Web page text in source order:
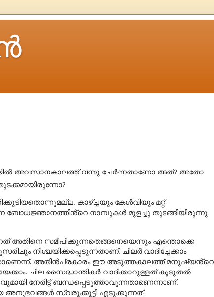
അവസാനകാലത്ത് വന്നു ചേർന്നതാണോ അത്? അതോ
കാഴ്ച്ചയും കേൾവിയും മറ്റ്
ബോധജ്ഞാനത്തിൻ്റെ നാമ്പുകൾ മുളച്ചു തുടങ്ങിയിരുന്നു
അതിനെ സമീപിക്കുന്നതെങ്ങനെയെന്നും എന്തൊക്കെ
നിശ്ചയിക്കപ്പെടുന്നതാണ്. ചിലർ വാദിച്ചേക്കാം
അതിൻപ്രകാരം ഈ അടുത്തകാലത്ത് മനുഷ്യൻ്റെ
ചില സൈദ്ധാന്തികർ വാദിക്കാറുള്ളത് കൂടുതൽ
നേരിട്ട് ബന്ധപ്പെടുത്താവുന്നതാണെന്നാണ്.
അനുഭവങ്ങൾ സ്വരൂക്കൂട്ടി എടുക്കുന്നത്